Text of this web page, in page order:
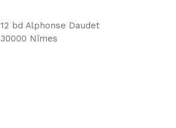
12 bd Alphonse Daudet
30000 Nîmes